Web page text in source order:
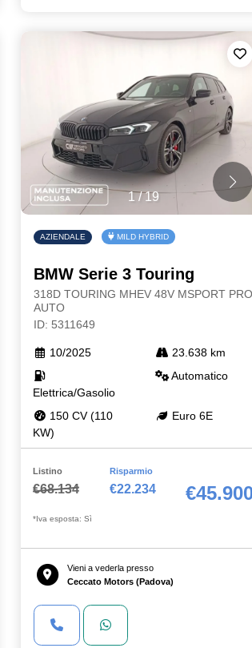
1/19
AZIENDALE MILD HYBRID
BMW Serie 3 Touring
318D TOURING MHEV 48V MSPORT PRO
AUTO
ID: 5311649
10/2025 23.638 km
Elettrica/Gasolio
Automatico
150 CV (110
KW)
Euro 6E
Listino
€68.134
Risparmio
€22.234
*Iva esposta: Sì
Vieni a vederla presso
Ceccato Motors (Padova)